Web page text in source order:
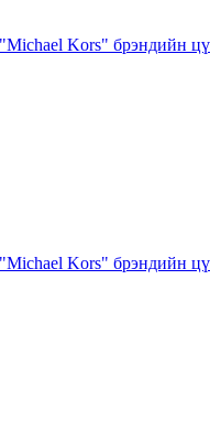
Kors" брэндийн
Kors" брэндийн